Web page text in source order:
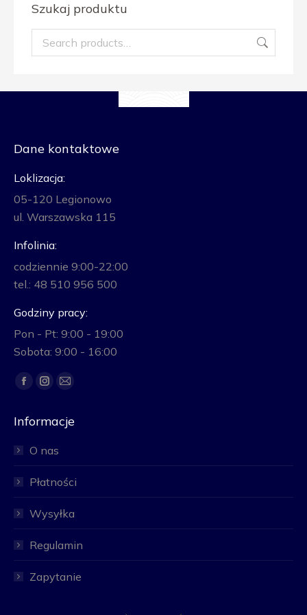
Szukaj produktu
Dane kontaktowe
Loklizacja:
05-120 Legionowo
ul. Warszawska 115
Infolinia:
codziennie 9:00-22:00
tel.: 48 510 956 500
Godziny pracy:
Pon - Pt: 9:00 - 19:00
Sobota: 9:00 - 16:00
Znajdź nas na:
Facebook
opens
window
Instagram
opens
window
Mail
opens
window
Informacje
O nas
Płatności
Wysyłka
Regulamin
Zapytanie